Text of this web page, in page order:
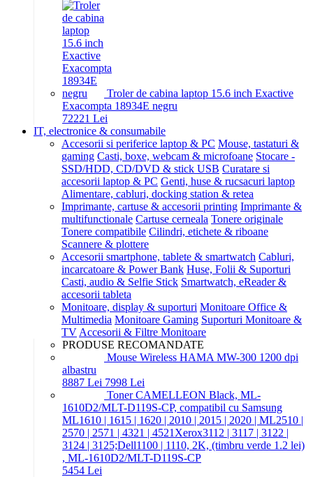
Troler de cabina laptop 15.6 inch Exactive
Exacompta 18934E negru
72221 Lei
IT, electronice & consumabile
Accesorii si periferice laptop & PC Mouse, tastaturi &
gaming Casti, boxe, webcam & microfoane Stocare -
SSD/HDD, CD/DVD & stick USB Curatare si
accesorii laptop & PC Genti, huse & rucsacuri laptop
Alimentare, cabluri, docking station & retea
Imprimante, cartuse & accesorii printing Imprimante &
multifunctionale Cartuse cerneala Tonere originale
Tonere compatibile Cilindri, etichete & riboane
Scannere & plottere
Accesorii smartphone, tablete & smartwatch Cabluri,
incarcatoare & Power Bank Huse, Folii & Suporturi
Casti, audio & Selfie Stick Smartwatch, eReader &
accesorii tableta
Monitoare, display & suporturi Monitoare Office &
Multimedia Monitoare Gaming Suporturi Monitoare &
TV Accesorii & Filtre Monitoare
PRODUSE RECOMANDATE
Mouse Wireless HAMA MW-300 1200 dpi
albastru
8887 Lei 7998 Lei
Toner CAMELLEON Black, ML-
1610D2/MLT-D119S-CP, compatibil cu Samsung
ML1610 | 1615 | 1620 | 2010 | 2015 | 2020 | ML2510 |
2570 | 2571 | 4321 | 4521Xerox3112 | 3117 | 3122 |
3124 | 3125;Dell1100 | 1110, 2K, (timbru verde 1.2 lei)
, ML-1610D2/MLT-D119S-CP
5454 Lei